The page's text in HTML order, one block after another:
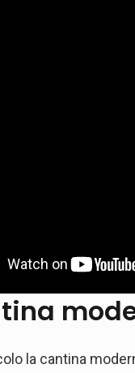
la cantina